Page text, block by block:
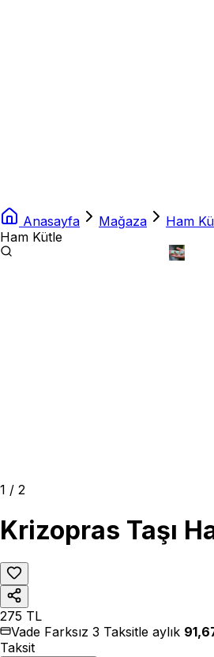
Anasayfa Mağaza Ham
Ham Kütle
1 / 2
Krizopras Taşı
275 TL
Vade Farksız 3 Taksitle aylık
Taksit